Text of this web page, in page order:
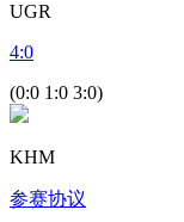
UGR
4:0
(0:0 1:0 3:0)
KHM
参赛协议